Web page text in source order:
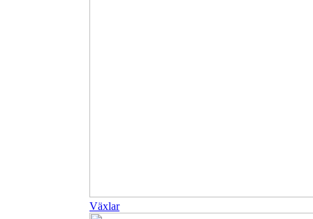
Växlar